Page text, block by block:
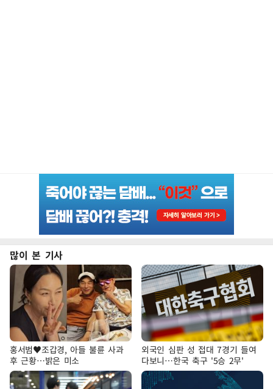
많이 본 기사
홍서범♥조갑경, 아들 불륜 사과
후 근황…밝은 미소
외국인 심판 성 접대 7경기 들여
다보니…한국 축구 '5승 2무'